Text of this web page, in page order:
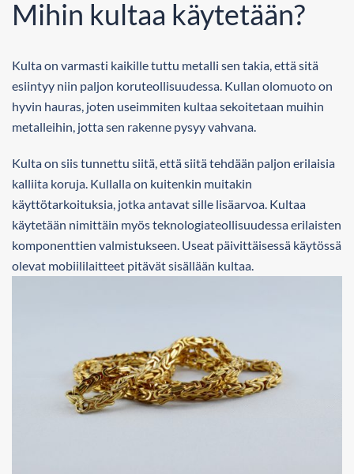
Mihin kultaa käytetään?
Kulta on varmasti kaikille tuttu metalli sen takia, että sitä
esiintyy niin paljon koruteollisuudessa. Kullan olomuoto on
hyvin hauras, joten useimmiten kultaa sekoitetaan muihin
metalleihin, jotta sen rakenne pysyy vahvana.
Kulta on siis tunnettu siitä, että siitä tehdään paljon erilaisia
kalliita koruja. Kullalla on kuitenkin muitakin
käyttötarkoituksia, jotka antavat sille lisäarvoa. Kultaa
käytetään nimittäin myös teknologiateollisuudessa erilaisten
komponenttien valmistukseen. Useat päivittäisessä käytössä
olevat mobiililaitteet pitävät sisällään kultaa.